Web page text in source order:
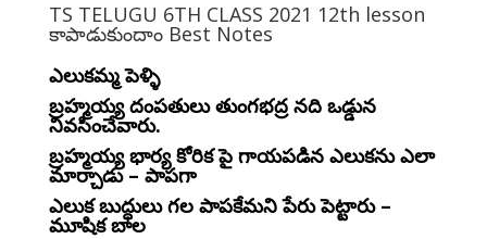
TS TELUGU 6TH CLASS 2021 12th lesson
కాపాడుకుందాం Best Notes
ఎలుకమ్మ పెళ్ళి
బ్రహ్మయ్య దంపతులు తుంగభద్ర నది ఒడ్డున
నివసించేవారు.
బ్రహ్మయ్య భార్య కోరిక పై గాయపడిన ఎలుకను ఎలా
మార్చాడు – పాపగా
ఎలుక బుద్ధులు గల పాపకేమని పేరు పెట్టారు –
మూషిక బాల